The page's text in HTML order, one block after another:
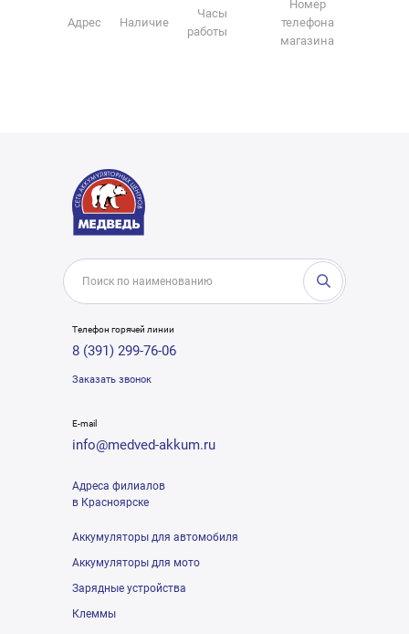
Адрес Наличие
Часы
работы
Номер
телефона
магазина
Телефон горячей линии
8 (391) 299-76-06
Заказать звонок
E-mail
info@medved-akkum.ru
Адреса филиалов
в Красноярске
Аккумуляторы для автомобиля
Аккумуляторы для мото
Зарядные устройства
Клеммы